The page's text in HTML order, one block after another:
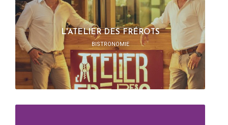
L'ATELIER DES FRÉROTS
BISTRONOMIE